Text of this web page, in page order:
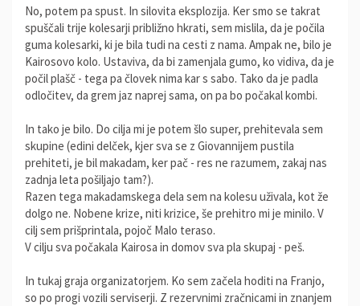
No, potem pa spust. In silovita eksplozija. Ker smo se takrat
spuščali trije kolesarji približno hkrati, sem mislila, da je počila
guma kolesarki, ki je bila tudi na cesti z nama. Ampak ne, bilo je
Kairosovo kolo. Ustaviva, da bi zamenjala gumo, ko vidiva, da je
počil plašč - tega pa človek nima kar s sabo. Tako da je padla
odločitev, da grem jaz naprej sama, on pa bo počakal kombi.
In tako je bilo. Do cilja mi je potem šlo super, prehitevala sem
skupine (edini delček, kjer sva se z Giovannijem pustila
prehiteti, je bil makadam, ker pač - res ne razumem, zakaj nas
zadnja leta pošiljajo tam?).
Razen tega makadamskega dela sem na kolesu uživala, kot že
dolgo ne. Nobene krize, niti krizice, še prehitro mi je minilo. V
cilj sem prišprintala, pojoč Malo teraso.
V cilju sva počakala Kairosa in domov sva pla skupaj - peš.
In tukaj graja organizatorjem. Ko sem začela hoditi na Franjo,
so po progi vozili serviserji. Z rezervnimi zračnicami in znanjem